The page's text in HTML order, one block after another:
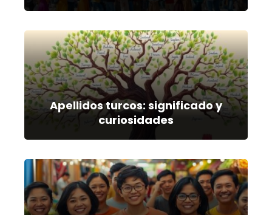
Apellidos turcos: significado y
curiosidades